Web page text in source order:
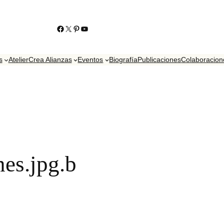
https://www.facebook.com/KikoContrerasJoyero/
https://twitter.com/contrerasjoyero
http://www.pinterest.com/KikoContreras/
YouTube
AtelierCrea Alianzas Eventos BiografíaPublicaciones